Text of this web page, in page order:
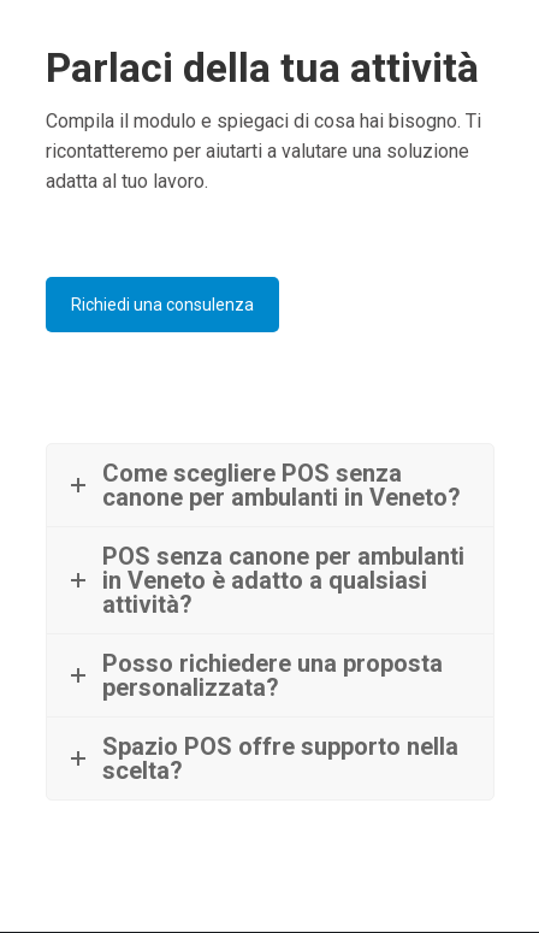
Parlaci della tua attività
Compila il modulo e spiegaci di cosa hai bisogno. Ti
ricontatteremo per aiutarti a valutare una soluzione
adatta al tuo lavoro.
Richiedi una consulenza
Come scegliere POS senza
canone per ambulanti in Veneto?
POS senza canone per ambulanti
in Veneto è adatto a qualsiasi
attività?
Posso richiedere una proposta
personalizzata?
Spazio POS offre supporto nella
scelta?